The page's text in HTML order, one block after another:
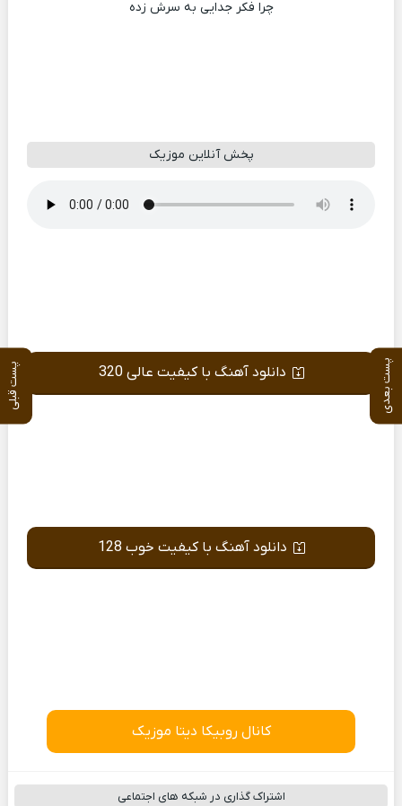
پست بعدی پست قبلی
چرا فکر جدایی به سرش زده
پخش آنلاین موزیک
دانلود آهنگ با کیفیت عالی 320
دانلود آهنگ با کیفیت خوب 128
کانال روبیکا دیتا موزیک
اشتراک گذاری در شبکه های اجتماعی